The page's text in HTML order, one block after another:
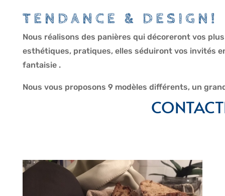
TENDANCE & DESIGN!
Nous réalisons des panières qui décoreront vos
esthétiques, pratiques, elles séduiront vos invités
fantaisie .
Nous vous proposons 9 modèles différents, un